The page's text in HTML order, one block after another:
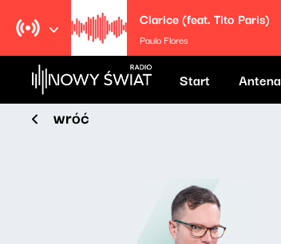
Clarice (feat. Tito Paris)
Paulo Flores
Start Antena
wróć